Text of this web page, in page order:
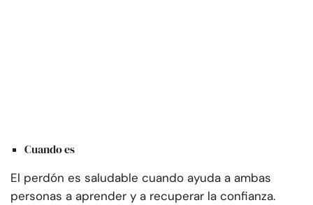
Cuando es
El perdón es saludable cuando ayuda a ambas
personas a aprender y a recuperar la confianza.